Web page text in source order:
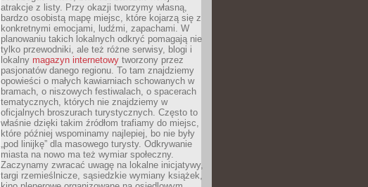
atrakcje z listy. Przy okazji tworzymy własną,
bardzo osobistą mapę miejsc, które kojarzą się z
konkretnymi emocjami, ludźmi, zapachami. W
planowaniu takich lokalnych odkryć pomagają nie
tylko przewodniki, ale też różne serwisy, blogi i
lokalny magazyn internetowy tworzony przez
pasjonatów danego regionu. To tam znajdziemy
opowieści o małych kawiarniach schowanych w
bramach, o niszowych festiwalach, o spacerach
tematycznych, których nie znajdziemy w
oficjalnych broszurach turystycznych. Często to
właśnie dzięki takim źródłom trafiamy do miejsc,
które później wspominamy najlepiej, bo nie były
„pod linijkę” dla masowego turysty. Odkrywanie
miasta na nowo ma też wymiar społeczny.
Zaczynamy zwracać uwagę na lokalne inicjatywy,
targi rzemieślnicze, sąsiedzkie wymiany książek,